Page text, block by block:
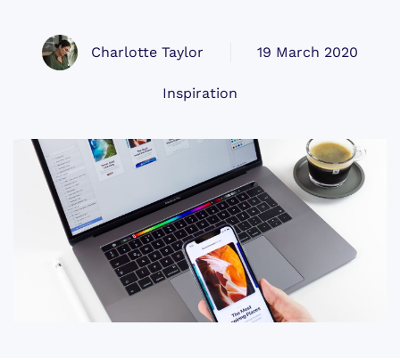
Charlotte Taylor 19 March 2020
Inspiration